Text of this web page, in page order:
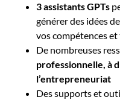
3 assistants GPTs
générer des idées
vos compétences
De nombreuses
professionnelle, à
l’entrepreneuriat
Des supports et